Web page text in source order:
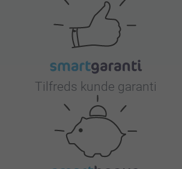
Tilfreds kunde garanti